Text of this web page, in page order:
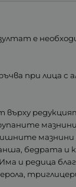
е
при лица с
върху
бедрата и
и редица